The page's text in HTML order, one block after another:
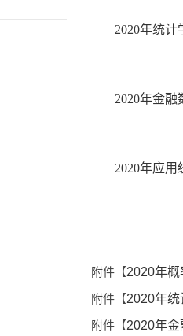
2020年统
2020年金
2020年应
附件【2020年
附件【2020年
附件【2020年